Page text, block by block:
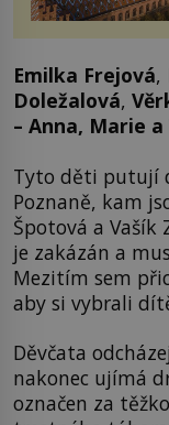
Emilka Frejová,
Doležalová,
– Anna, Marie a
Tyto děti putují
Poznaně, kam
Špotová a Vašík
je zakázán a
Mezitím sem
aby si vybrali
Děvčata
nakonec ujímá
označen za